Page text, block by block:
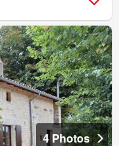
4 Photos